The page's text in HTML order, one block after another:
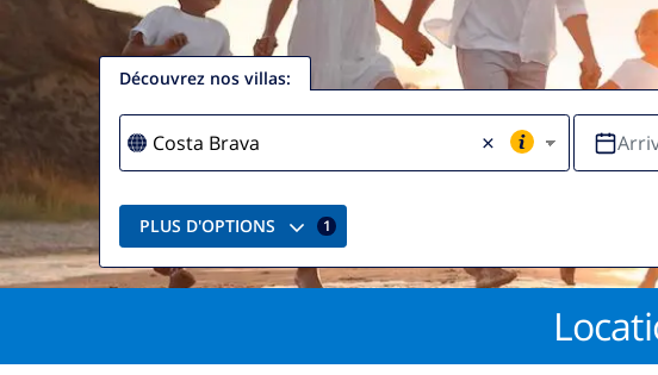
Découvrez nos villas:
×
PLUS D'OPTIONS 1